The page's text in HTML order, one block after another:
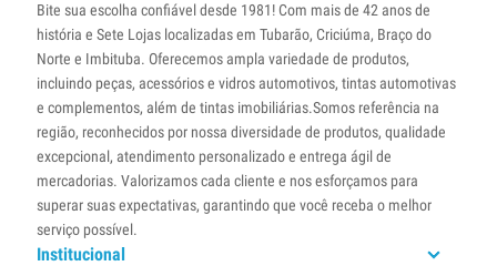
Bite sua escolha confiável desde 1981! Com mais de 42 anos de
história e Sete Lojas localizadas em Tubarão, Criciúma, Braço do
Norte e Imbituba. Oferecemos ampla variedade de produtos,
incluindo peças, acessórios e vidros automotivos, tintas automotivas
e complementos, além de tintas imobiliárias.Somos referência na
região, reconhecidos por nossa diversidade de produtos, qualidade
excepcional, atendimento personalizado e entrega ágil de
mercadorias. Valorizamos cada cliente e nos esforçamos para
superar suas expectativas, garantindo que você receba o melhor
serviço possível.
Institucional